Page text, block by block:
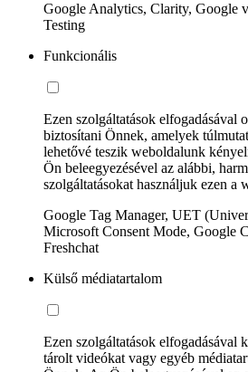
Google Analytics, Clarity, Google
Testing
Funkcionális
Ezen szolgáltatások elfogadásával
biztosítani Önnek, amelyek
lehetővé teszik weboldalunk
Ön beleegyezésével az alábbi,
szolgáltatásokat használjuk ezen a
Google Tag Manager, UET
Microsoft Consent Mode, Google
Freshchat
Külső médiatartalom
Ezen szolgáltatások elfogadásával
tárolt videókat vagy egyéb